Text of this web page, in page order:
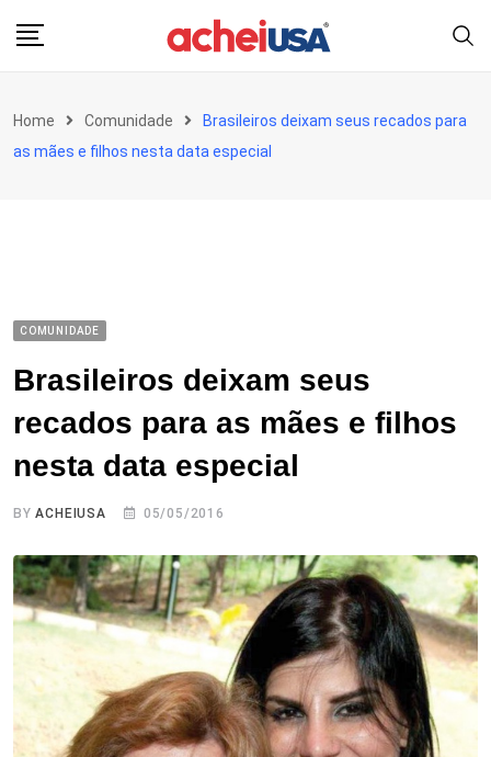
Home Comunidade
Brasileiros deixam seus recados para
as mães e filhos nesta data especial
COMUNIDADE
Brasileiros deixam seus
recados para as mães e filhos
nesta data especial
BYACHEIUSA 05/05/2016